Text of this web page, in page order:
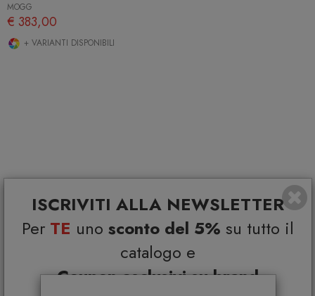
ISCRIVITI ALLA NEWSLETTER
Per TE uno sconto del 5% su tutto il
catalogo e
Coupon esclusivi su brand
MOGG
€ 383,00
+ VARIANTI DISPONIBILI